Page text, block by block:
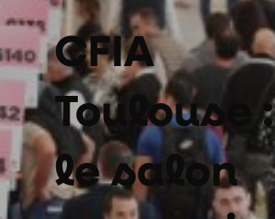
CFIA
Toulouse :
le salon